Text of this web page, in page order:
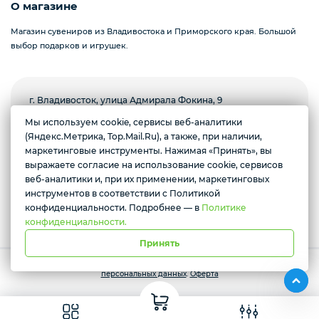
Карты игральные
Подставки под горячее
Приятные мелочи
Менажницы
О магазине
Магазин сувениров из Владивостока и Приморского края. Большой
выбор подарков и игрушек.
г. Владивосток, улица Адмирала Фокина, 9
ул. Верхнепортовая, д. 2Г
7 (914)707-88-91
Ежедневно с 10:00 до 20:00
Условия доставки
персональных данных.Оферта
Мы используем cookie, сервисы веб-аналитики
(Яндекс.Метрика, Top.Mail.Ru), а также, при наличии,
маркетинговые инструменты. Нажимая «Принять», вы
выражаете согласие на использование cookie, сервисов
веб-аналитики и, при их применении, маркетинговых
инструментов в соответствии с Политикой
конфиденциальности. Подробнее — в Политике
конфиденциальности.
Принять
Желаете подозвать сотрудника
Да Нет